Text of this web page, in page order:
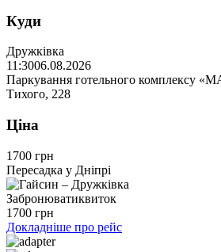
Куди
Дружківка
11:3006.08.2026
Паркування готельного комплексу
Тихого, 228
Ціна
1700 грн
Пересадка у Дніпрі
Забронюватиквиток
1700 грн
Докладніше про рейс